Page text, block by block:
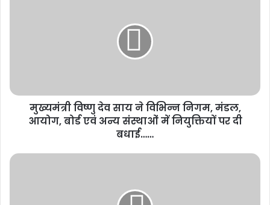
मुख्यमंत्री विष्णु देव साय ने विभिन्न निगम, मंडल,
आयोग, बोर्ड एवं अन्य संस्थाओं में नियुक्तियों पर दी
बधाई……